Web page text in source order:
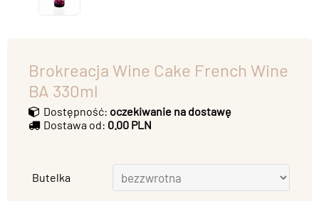
Brokreacja Wine Cake French Wine
BA 330ml
Dostępność: oczekiwanie na dostawę
Dostawa od: 0.00 PLN
Butelka